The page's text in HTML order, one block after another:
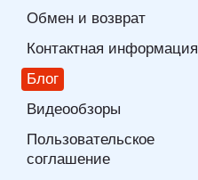
Обмен и возврат
Контактная информация
Блог
Видеообзоры
Пользовательское
соглашение